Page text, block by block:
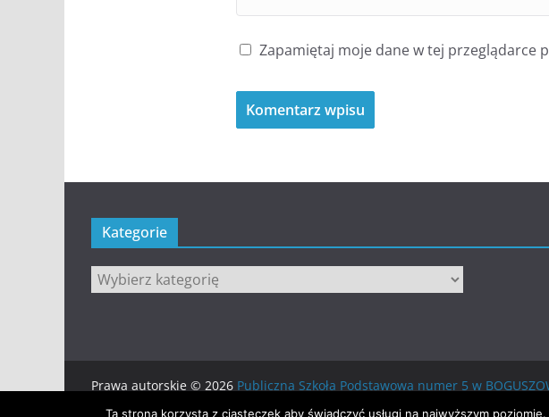
Zapamiętaj moje dane w tej przeglądarce
Kategorie
Kategorie
Prawa autorskie © 2026 Publiczna Szkoła Podstawowa numer 5 w
Motyw:ColorMagstworzony przez ThemeGrill. Wspierane przezWordPress
Ta strona korzysta z ciasteczek aby świadczyć usługi na najwyższym